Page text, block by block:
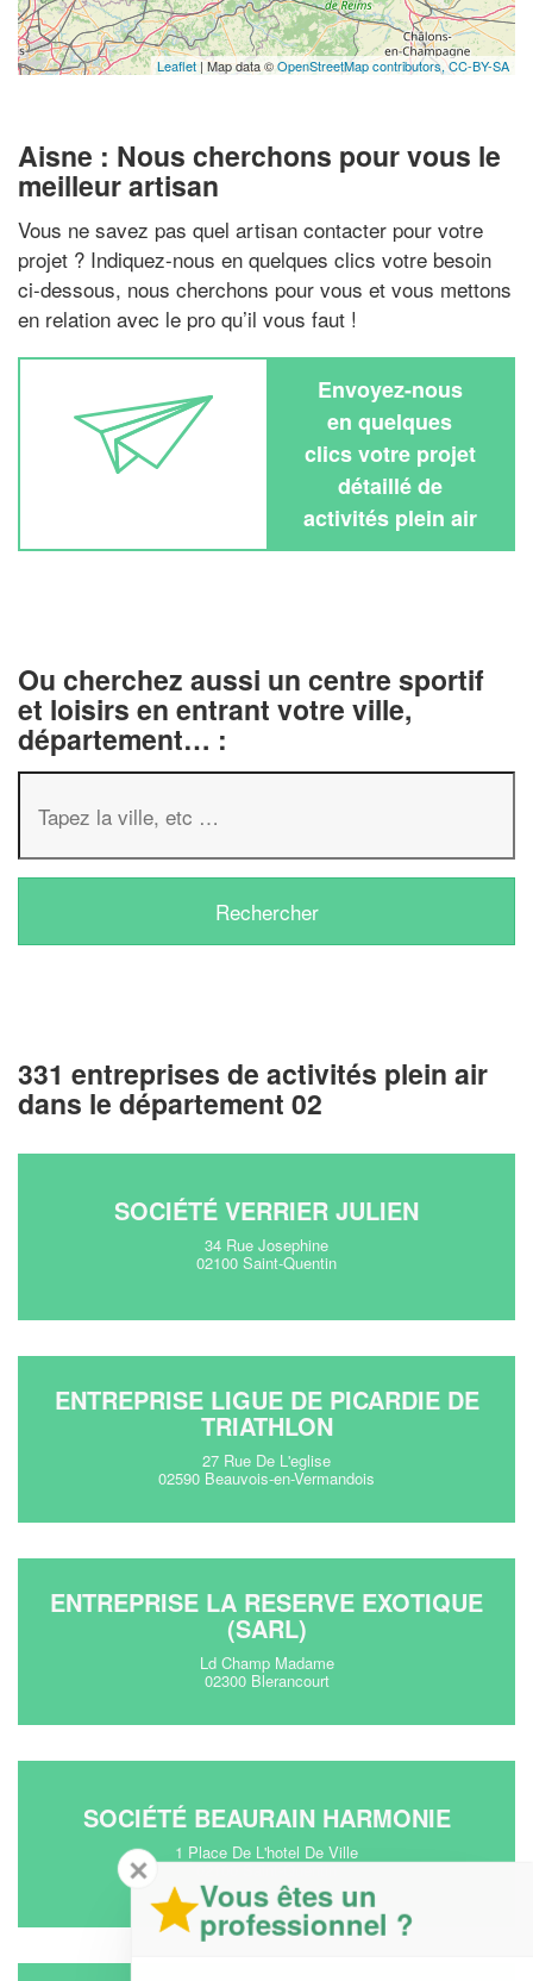
Leaflet| Map data ©OpenStreetMap contributors,CC-BY-SA
Aisne : Nous cherchons pour vous le
meilleur artisan
Vous ne savez pas quel artisan contacter pour votre
projet ? Indiquez-nous en quelques clics votre besoin
ci-dessous, nous cherchons pour vous et vous mettons
en relation avec le pro qu’il vous faut !
Envoyez-nous
en quelques
clics votre projet
détaillé de
activités plein air
Ou cherchez aussi un centre sportif
et loisirs en entrant votre ville,
département… :
331 entreprises de activités plein air
dans le département 02
SOCIÉTÉ VERRIER JULIEN
34 Rue Josephine
02100 Saint-Quentin
ENTREPRISE LIGUE DE PICARDIE DE
TRIATHLON
27 Rue De L'eglise
02590 Beauvois-en-Vermandois
ENTREPRISE LA RESERVE EXOTIQUE
(SARL)
Ld Champ Madame
02300 Blerancourt
SOCIÉTÉ BEAURAIN HARMONIE
1 Place De L'hotel De Ville
02100 Saint-Quentin
✕
Vous êtes un
professionnel ?